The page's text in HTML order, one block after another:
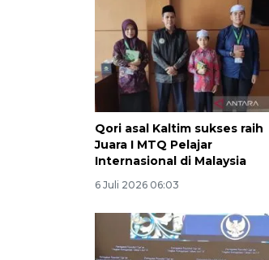
Qori asal Kaltim sukses raih
Juara I MTQ Pelajar
Internasional di Malaysia
6 Juli 2026 06:03